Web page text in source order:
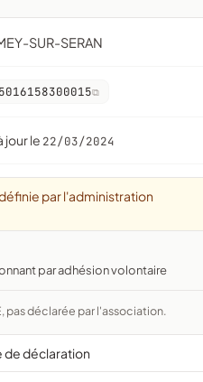
SUR-SERAN
jour le 22/03/2024
par l'administration
par adhésion volontaire
pas déclarée par l'association.
de déclaration